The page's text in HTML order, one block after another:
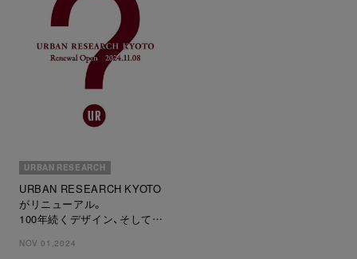
URBAN RESEARCH
URBAN RESEARCH KYOTO
がリニューアル。
100年続くデザイン、そしてス
ョンに焦点をあてたグローバル
NOV 01,2024